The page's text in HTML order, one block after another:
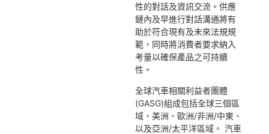
性的對話及資訊交流 。供應
鏈內及早進行對話溝通將有
助於符合現有及未來法規規
範，同時將消費者要求納入
考量以確保產品之可持續
性。
全球汽車相關利益者團體
(GASG)組成包括全球三個區
域，美洲、歐洲/非洲/中東、
以及亞洲/太平洋區域。 汽車